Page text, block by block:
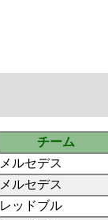
チーム
メルセデス
メルセデス
レッドブル